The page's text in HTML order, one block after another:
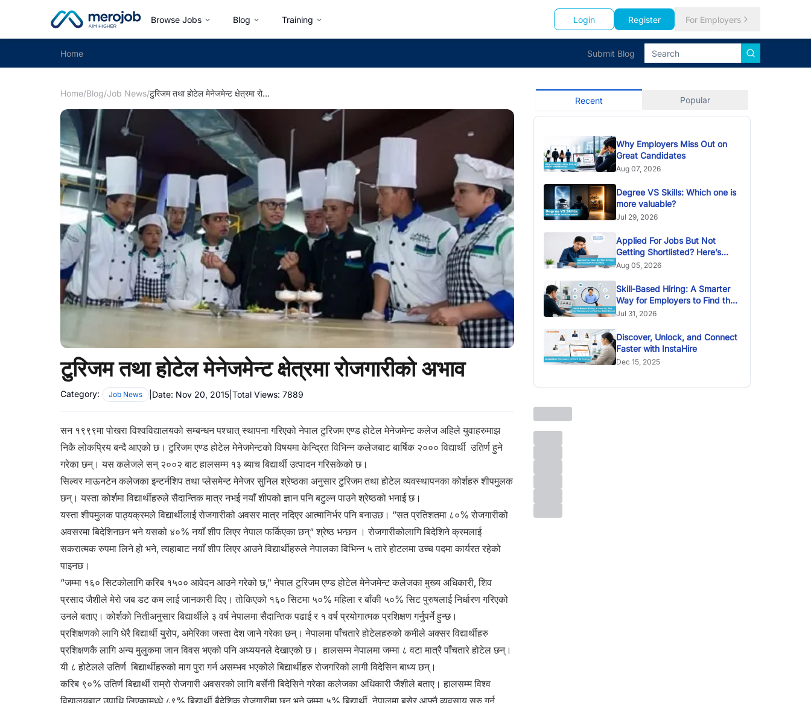
Browse Jobs Blog Training Login Register For Employers
Home Submit Blog
Home/Blog/Job News/ टुरिजम तथा होटेल मेनेजमेन्ट क्षेत्रमा रोजगारीको अभाव
टुरिजम तथा होटेल मेनेजमेन्ट क्षेत्रमा रोजगारीको अभाव
Category: Job News Date: Nov 20, 2015 Total Views: 7889
सन १९९९मा पोखरा विश्वविद्यालयको सम्बन्धन पश्चात् स्थापना गरिएको नेपाल टुरिजम एण्ड होटेल मेनेजमेन्ट कलेज अहिले युवाहरुमाझ
निकै लोकप्रिय बन्दै आएको छ। टुरिजम एण्ड होटेल मेनेजमेन्टको विषयमा केन्द्रित विभिन्न कलेजबाट बार्षिक २००० विद्यार्थी उतिर्ण हुने
गरेका छन्। यस कलेजले सन् २००२ बाट हालसम्म १३ ब्याच बिद्यार्थी उत्पादन गरिसकेको छ।
सिल्वर माऊनटेन कलेजका इन्टर्नशिप तथा प्लेसमेन्ट मेनेजर सुनिल श्रेष्ठका अनुसार टुरिजम तथा होटेल व्यवस्थापनका कोर्शहरु शीपमुलक
छन्। यस्ता कोर्शमा विद्यार्थीहरुले सैदान्तिक मात्र नभई नयाँ शीपको ज्ञान पनि बटुल्न पाउने श्रेष्ठको भनाई छ।
यस्ता शीपमुलक पाठ्यक्रमले विद्यार्थीलाई रोजगारीको अवसर मात्र नदिएर आत्मानिर्भर पनि बनाउछ। “सत प्रतिशतमा ८०% रोजगारीको
अवसरमा बिदेशिनछन भने यसको ४०% नयाँ शीप लिएर नेपाल फर्किएका छन्“ श्रेष्ठ भन्छन । रोजगारीकोलागि बिदेशिने क्रमलाई
सकरात्मक रुपमा लिने हो भने, त्यहाबाट नयाँ शीप लिएर आउने विद्यार्थीहरुले नेपालका विभिन्न ५ तारे होटलमा उच्च पदमा कार्यरत रहेको
पाइनछ।
“जम्मा १६० सिटकोलागि करिब १५०० आवेदन आउने गरेको छ," नेपाल टुरिजम एण्ड होटेल मेनेजमेन्ट कलेजका मुख्य अधिकारी, शिव
प्रसाद जैशीले मेरो जब डट कम लाई जानकारी दिए। तोकिएको १६० सिटमा ५०% महिला र बाँकी ५०% सिट पुरुषलाई निर्धारण गरिएको
उनले बताए। कोर्शको नितीअनुसार बिद्यार्थीले ३ वर्ष नेपालमा सैदान्तिक पढाई र १ वर्ष प्रयोगात्मक प्रशिक्षण गर्नुपर्ने हुन्छ।
प्रशिक्षणको लागि धेरै बिद्यार्थी युरोप, अमेरिका जस्ता देश जाने गरेका छन्। नेपालमा पाँचतारे होटेलहरुको कमीले अक्सर विद्यार्थीहरु
प्रशिक्षणकै लागि अन्य मुलुकमा जान विवस भएको पनि अध्ययनले देखाएको छ। हालसम्म नेपालमा जम्मा ८ वटा मात्रै पाँचतारे होटेल छन्।
यी ८ होटेलले उतिर्ण बिद्यार्थीहरुको माग पुरा गर्न असम्भव भएकोले बिद्यार्थीहरु रोजगरिको लागी विदेसिन बाध्य छन्।
करिब ९०% उतिर्ण बिद्यार्थी राम्रो रोजगारी अवसरको लागि बर्सेनी बिदेसिने गरेका कलेजका अधिकारी जैशीले बताए। हालसम्म विश्व
विद्यालयबाट उपाधि लिएकामध्धे ८९% बिद्यार्थी बैदेशिक रोजगारीमा छन् भने जम्मा ५% बिद्यार्थी नेपालमा बसेर आफ्नै व्यवसाय सुरु गर्न
Recent Popular
Why Employers Miss Out on
Great Candidates
Aug 07, 2026
Degree VS Skills: Which one is
more valuable?
Jul 29, 2026
Applied For Jobs But Not
Getting Shortlisted? Here’s
Why
Aug 05, 2026
Skill-Based Hiring: A Smarter
Way for Employers to Find the
Right Talent
Jul 31, 2026
Discover, Unlock, and Connect
Faster with InstaHire
Dec 15, 2025